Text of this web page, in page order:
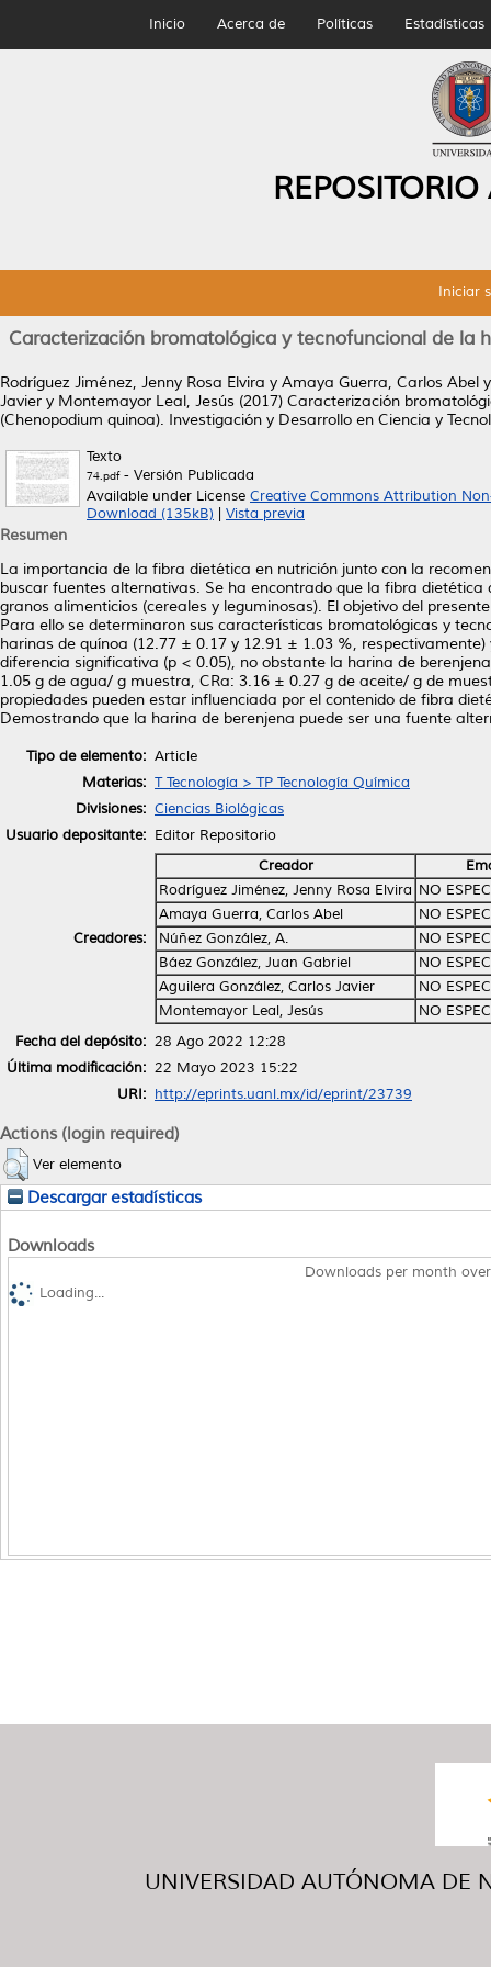
Inicio Acerca de Políticas Estadísticas
Iniciar
Caracterización bromatológica y tecnofuncional de la
Rodríguez Jiménez, Jenny Rosa Elvira y Amaya Guerra, Carlos Abel
Javier y Montemayor Leal, Jesús (2017) Caracterización
(Chenopodium quinoa). Investigación y Desarrollo en Ciencia y
Texto
74.pdf- Versión Publicada
Available under License Creative Commons Attribution
Download (135kB)
Vista previa
Resumen
La importancia de la fibra dietética en nutrición junto con la
buscar fuentes alternativas. Se ha encontrado que la fibra
granos alimenticios (cereales y leguminosas). El objetivo del
Para ello se determinaron sus características bromatológicas y
harinas de quínoa (12.77 ± 0.17 y 12.91 ± 1.03 %,
diferencia significativa (p < 0.05), no obstante la harina de
1.05 g de agua/ g muestra, CRa: 3.16 ± 0.27 g de aceite/ g de
propiedades pueden estar influenciada por el contenido de fibra
Demostrando que la harina de berenjena puede ser una fuente
Tipo de elemento: Article
Materias: T Tecnología > TP Tecnología Química
Divisiones: Ciencias Biológicas
Usuario depositante: Editor Repositorio
Creadores:
Creador
Rodríguez Jiménez, Jenny Rosa Elvira NO
Amaya Guerra, Carlos Abel
NO
Núñez González, A.
NO
Báez González, Juan Gabriel
NO
Aguilera González, Carlos Javier
NO
Montemayor Leal, Jesús
NO
Fecha del depósito: 28 Ago 2022 12:28
Última modificación: 22 Mayo 2023 15:22
URI: http://eprints.uanl.mx/id/eprint/23739
Actions (login required)
Ver elemento
Descargar estadísticas
Downloads
Downloads per month
Loading...
UNIVERSIDAD AUTÓNOMA DE